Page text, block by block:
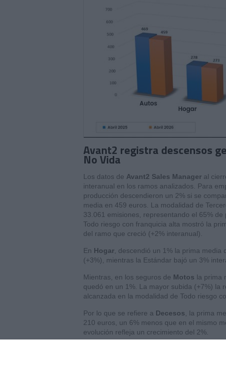
Avant2 registra descensos
No Vida
Los datos de Avant2 Sales Manager al
interanual en los ramos analizados. Para
producción descendieron un 2% si se
media en 459 euros. La modalidad de
33.061 emisiones, representando el 65%
Todo riesgo con franquicia alta mostró la
del ramo que creció (+2% interanual).
En Hogar , descendió un 1% la prima
(+3%), mientras la Estándar bajó un 3%
Mientras, en los seguros de Motos la prima
quedó en un 1%. La mayor subida (+7%) la
alcanzada en la modalidad de Todo riesgo
Por lo que se refiere a Decesos , la prima
210 euros, un 6% menos que en el mismo
evolución refleja un crecimiento del 2%.
Si quiere recibir diariamente y GRATIS